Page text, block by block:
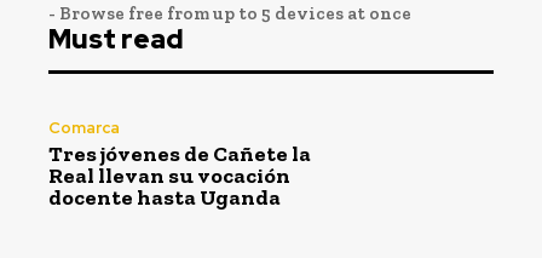
- Browse free from up to 5 devices at once
Must read
Comarca
Tres jóvenes de Cañete la
Real llevan su vocación
docente hasta Uganda